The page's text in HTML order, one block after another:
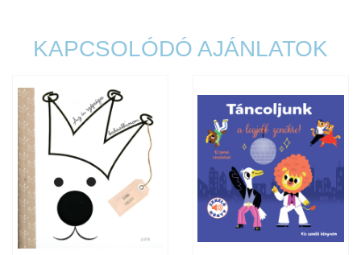
KAPCSOLÓDÓ AJÁNLATOK